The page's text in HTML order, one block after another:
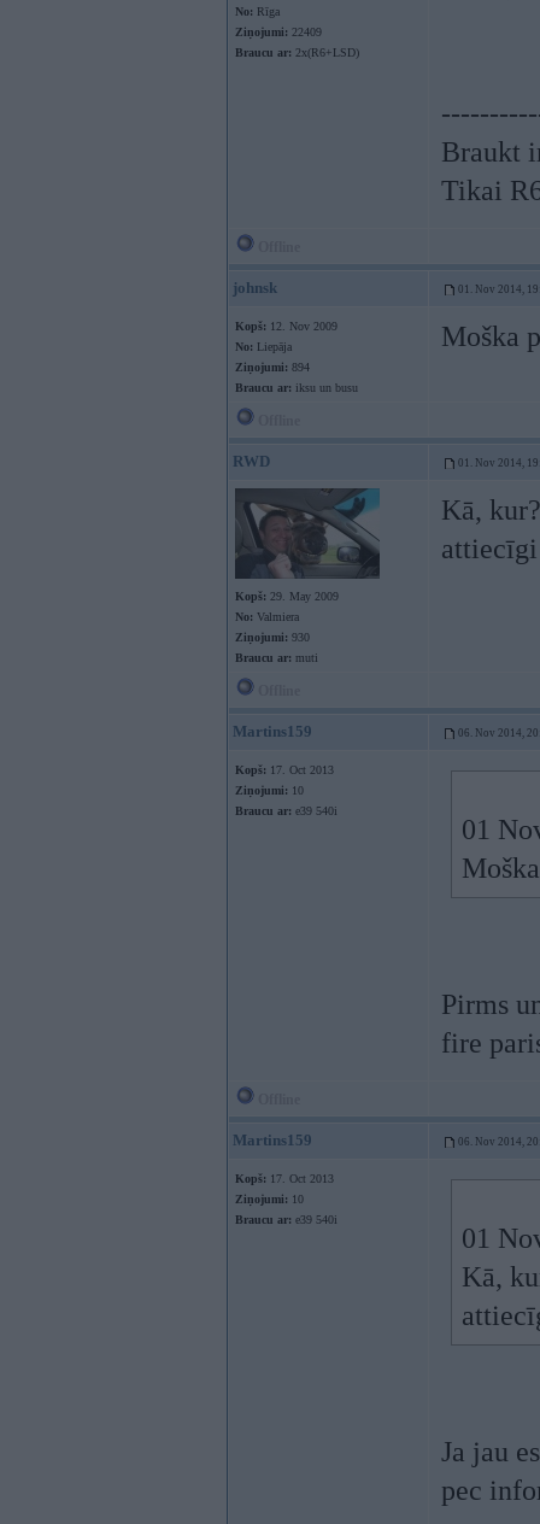
No: Rīga
Ziņojumi: 22409
Braucu ar: 2x(R6+LSD)
Braukt
Tikai
johnsk 01. Nov 2014,
Kopš: 12. Nov 2009
No: Liepāja
Ziņojumi: 894
Braucu ar: iksu un busu
Moška
RWD 01. Nov 2014,
Kopš: 29. May 2009
No: Valmiera
Ziņojumi: 930
Braucu ar: muti
Kā,
Martins159 06. Nov 2014,
Kopš: 17. Oct 2013
Ziņojumi: 10
Braucu ar: e39 540i
01
Pirms
fire
Martins159 06. Nov 2014,
Kopš: 17. Oct 2013
Ziņojumi: 10
Braucu ar: e39 540i
01
Kā,
Ja jau
pec